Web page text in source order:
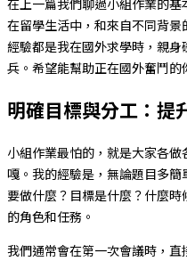
在留學生活中，和來自不同背
經驗都是我在國外求學時，親
兵。希望能幫助正在國外奮鬥的
明確目標與分工：提
小組作業最怕的，就是大家各
嘎。我的經驗是，無論題目多
要做什麼？目標是什麼？什麼
的角色和任務。
我們通常會在第一次會議時，